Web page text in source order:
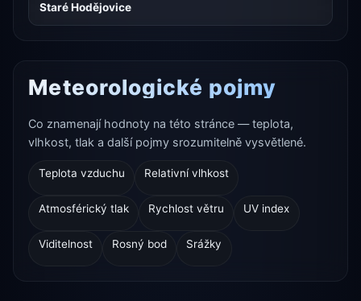
Staré Hodějovice
Meteorologické pojmy
Co znamenají hodnoty na této stránce — teplota,
vlhkost, tlak a další pojmy srozumitelně vysvětlené.
Teplota vzduchu Relativní vlhkost
Atmosférický tlak Rychlost větru UV index
Viditelnost Rosný bod Srážky